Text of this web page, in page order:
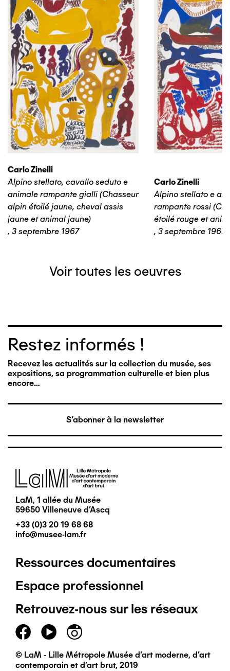
Carlo Zinelli
Alpino stellato, cavallo seduto e
animale rampante gialli (Chasseur
alpin étoilé jaune, cheval assis
jaune et animal jaune)
, 3 septembre 1967
Carlo Zinelli
Alpino stellato e
rampante rossi
étoilé rouge et
, 3 septembre 1967
Voir toutes les oeuvres
Restez informés !
Recevez les actualités sur la collection du musée, ses
expositions, sa programmation culturelle et bien plus
encore…
S'abonner à la newsletter
Image
LaM, 1 allée du Musée
59650 Villeneuve d'Ascq
+33 (0)3 20 19 68 68
info@musee-lam.fr
Pied
de
page
principal
Ressources documentaires
Espace professionnel
Retrouvez-nous sur les réseaux
© LaM - Lille Métropole Musée d'art moderne, d'art
contemporain et d'art brut, 2019